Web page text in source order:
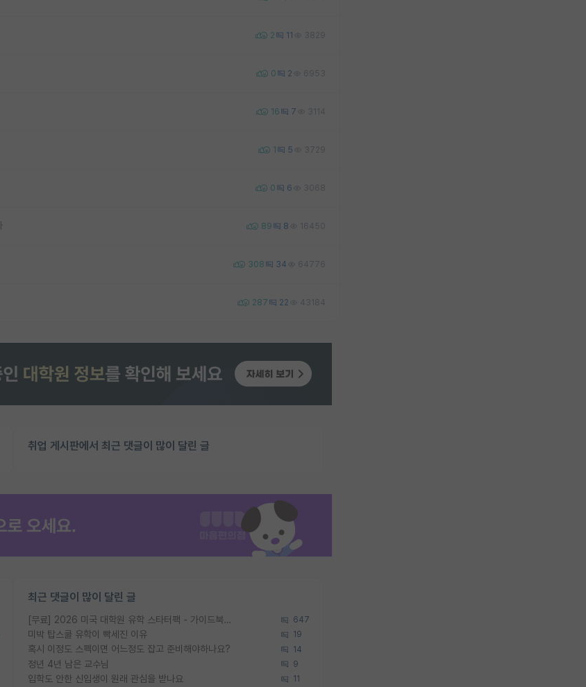
2 11 3829
0 2 6953
16 7 3114
1 5 3729
0 6 3068
89 8 16450
308 34 64776
287 22 43184
취업 게시판에서 최근 댓글이 많이 달린 글
최근 댓글이 많이 달린 글
[무료] 2026 미국 대학원 유학 스타터팩 - 가이드북 & 합격자 컨택메일 템플릿 647
미박 탑스쿨 유학이 빡세진 이유 19
혹시 이정도 스펙이면 어느정도 잡고 준비해야하나요? 14
정년 4년 남은 교수님 9
입학도 안한 신입생이 원래 관심을 받나요 11